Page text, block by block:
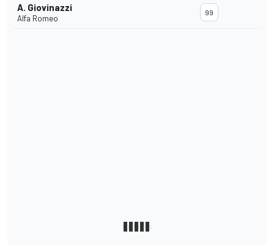
A. Giovinazzi
Alfa Romeo
99